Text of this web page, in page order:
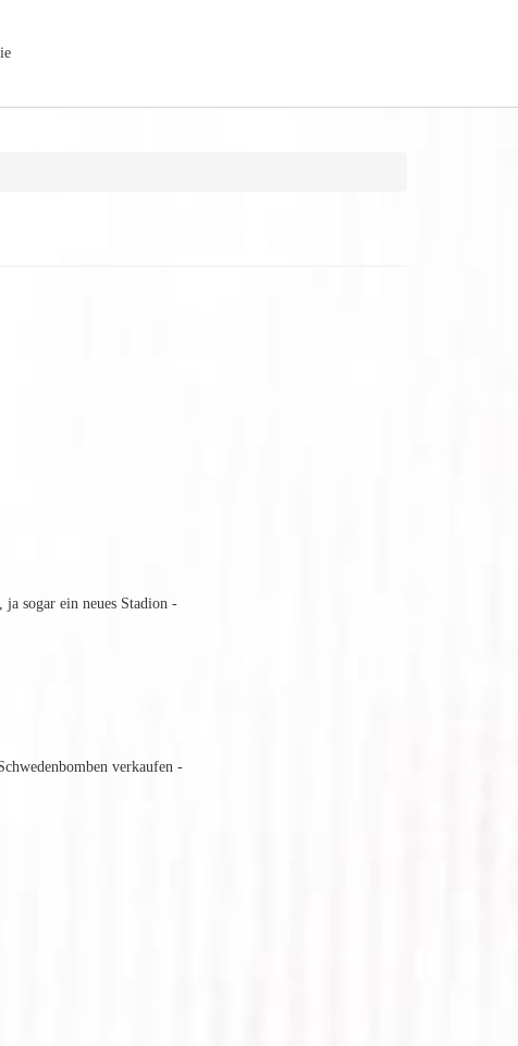
sogar ein neues Stadion -
verkaufen -